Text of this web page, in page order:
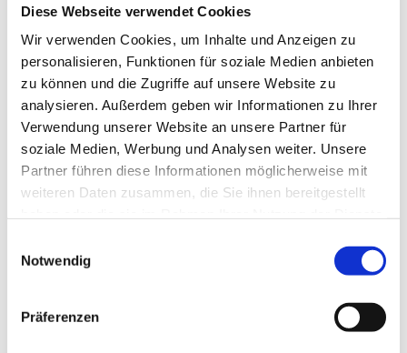
Diese Webseite verwendet Cookies
Wir verwenden Cookies, um Inhalte und Anzeigen zu
personalisieren, Funktionen für soziale Medien anbieten
zu können und die Zugriffe auf unsere Website zu
analysieren. Außerdem geben wir Informationen zu Ihrer
Verwendung unserer Website an unsere Partner für
soziale Medien, Werbung und Analysen weiter. Unsere
Partner führen diese Informationen möglicherweise mit
weiteren Daten zusammen, die Sie ihnen bereitgestellt
Notwendig
Präferenzen
WETTBEWERBE
Betriebsnachfolge! Die erfolgreiche Übergabe eines
wirtschaftliche, sondern auch technische Expertise. Unsere
Expert:innen bieten umfassendes Know-how, um den
Generationenwechsel in steirischen Betrieben erfolgreich
zu gestalten. Sie unterstützen bei der Bewertung und
Anpassung von Betriebsanlagen, Maschinen und Geräten,
wodurch technische Anforderungen nicht nur erfüllt,
sondern optimiert werden.